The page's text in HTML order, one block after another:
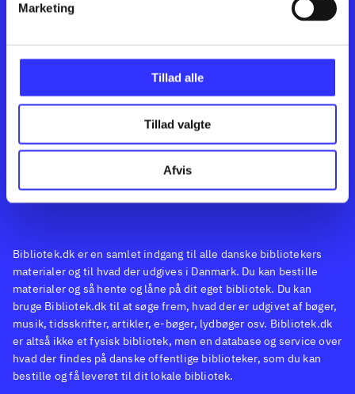
Marketing
Tillad alle
Tillad valgte
Afvis Feedback
Bibliotek.dk er en samlet indgang til alle danske bibliotekers
materialer og til hvad der udgives i Danmark. Du kan bestille
materialer og så hente og låne på dit eget bibliotek. Du kan
bruge Bibliotek.dk til at søge frem, hvad der er udgivet af bøger,
musik, tidsskrifter, artikler, e-bøger, lydbøger osv. Bibliotek.dk
er altså ikke et fysisk bibliotek, men en database og service over
hvad der findes på danske offentlige biblioteker, som du kan
bestille og få leveret til dit lokale bibliotek.
Kontakt os
Leverandører
English
Artikler
Film
Musik
Noder